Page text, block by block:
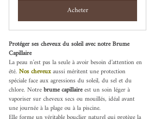
Acheter
Protéger ses cheveux du soleil avec notre Brume
Capillaire
La peau n’est pas la seule à avoir besoin d’attention en
été. Nos cheveuxaussi méritent une protection
spéciale face aux agressions du soleil, du sel et du
chlore. Notre brume capillaire est un soin léger à
vaporiser sur cheveux secs ou mouillés, idéal avant
une journée à la plage ou à la piscine.